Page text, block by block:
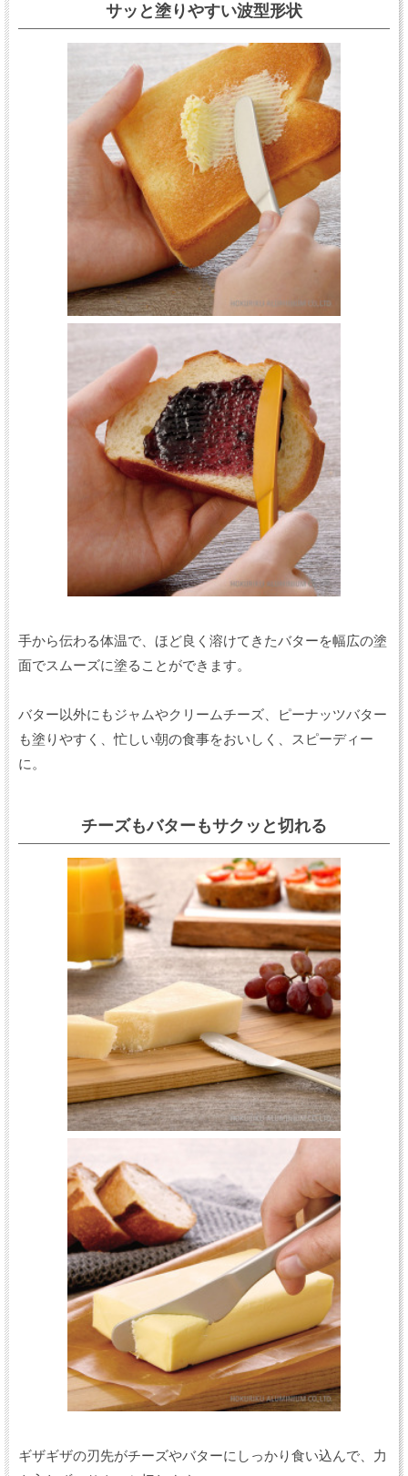
サッと塗りやすい波型形状
手から伝わる体温で、ほど良く溶けてきたバターを幅広の塗
面でスムーズに塗ることができます。
バター以外にもジャムやクリームチーズ、ピーナッツバター
も塗りやすく、忙しい朝の食事をおいしく、スピーディー
に。
チーズもバターもサクッと切れる
ギザギザの刃先がチーズやバターにしっかり食い込んで、力